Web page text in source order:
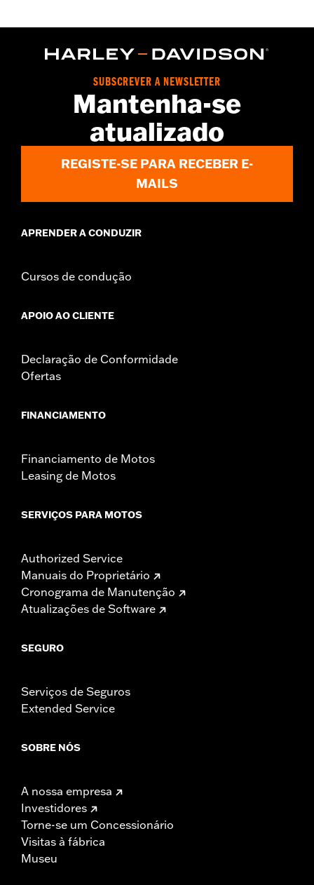
SUBSCREVER A NEWSLETTER
Mantenha-se
atualizado
REGISTE-SE PARA RECEBER E-
MAILS
APRENDER A CONDUZIR
Cursos de condução
APOIO AO CLIENTE
Declaração de Conformidade
Ofertas
FINANCIAMENTO
Financiamento de Motos
Leasing de Motos
SERVIÇOS PARA MOTOS
Authorized Service
Manuais do Proprietário
Cronograma de Manutenção
Atualizações de Software
SEGURO
Serviços de Seguros
Extended Service
SOBRE NÓS
A nossa empresa
Investidores
Torne-se um Concessionário
Visitas à fábrica
Museu